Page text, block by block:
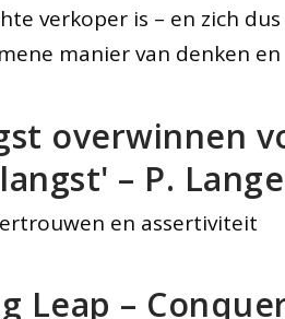
verkoper is – en zich
manier van denken
overwinnen
– P.
en assertiviteit
Leap –